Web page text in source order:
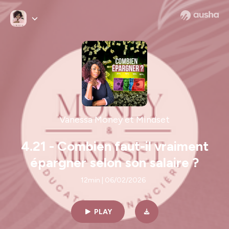
Vanessa Money et Mindset
4.21 - Combien faut-il vraiment
épargner selon son salaire ?
12min | 06/02/2026
PLAY